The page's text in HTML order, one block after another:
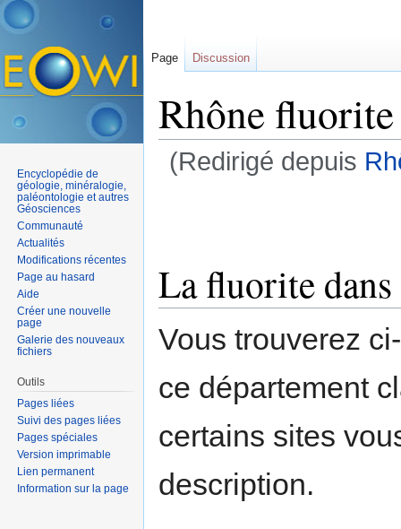
Rhône
(Redirigé depuis
La fluorite
Vous trouverez
ce département
certains sites
description.
Page Discussion
Encyclopédie de
géologie, minéralogie,
paléontologie et autres
Géosciences
Communauté
Actualités
Modifications récentes
Page au hasard
Aide
Créer une nouvelle
page
Galerie des nouveaux
fichiers
Outils
Pages liées
Suivi des pages liées
Pages spéciales
Version imprimable
Lien permanent
Information sur la page